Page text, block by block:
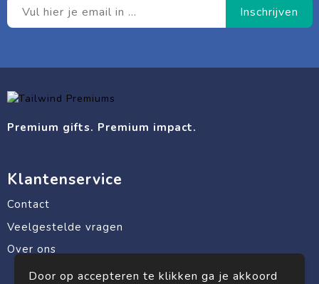
Premium gifts. Premium impact.
Klantenservice
Contact
Veelgestelde vragen
Over ons
Door op accepteren te klikken ga je akkoord